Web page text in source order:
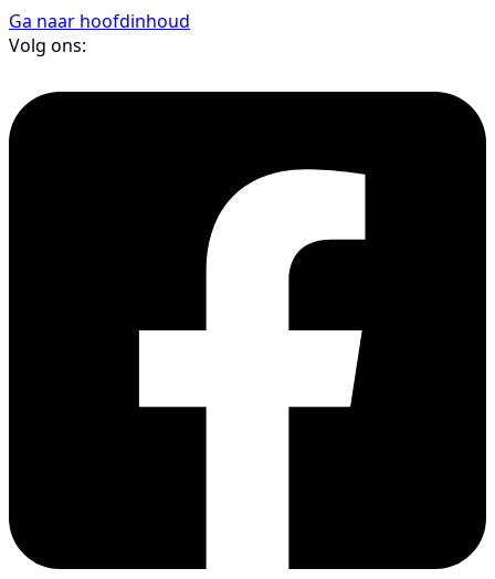
Ga naar hoofdinhoud
Volg ons: